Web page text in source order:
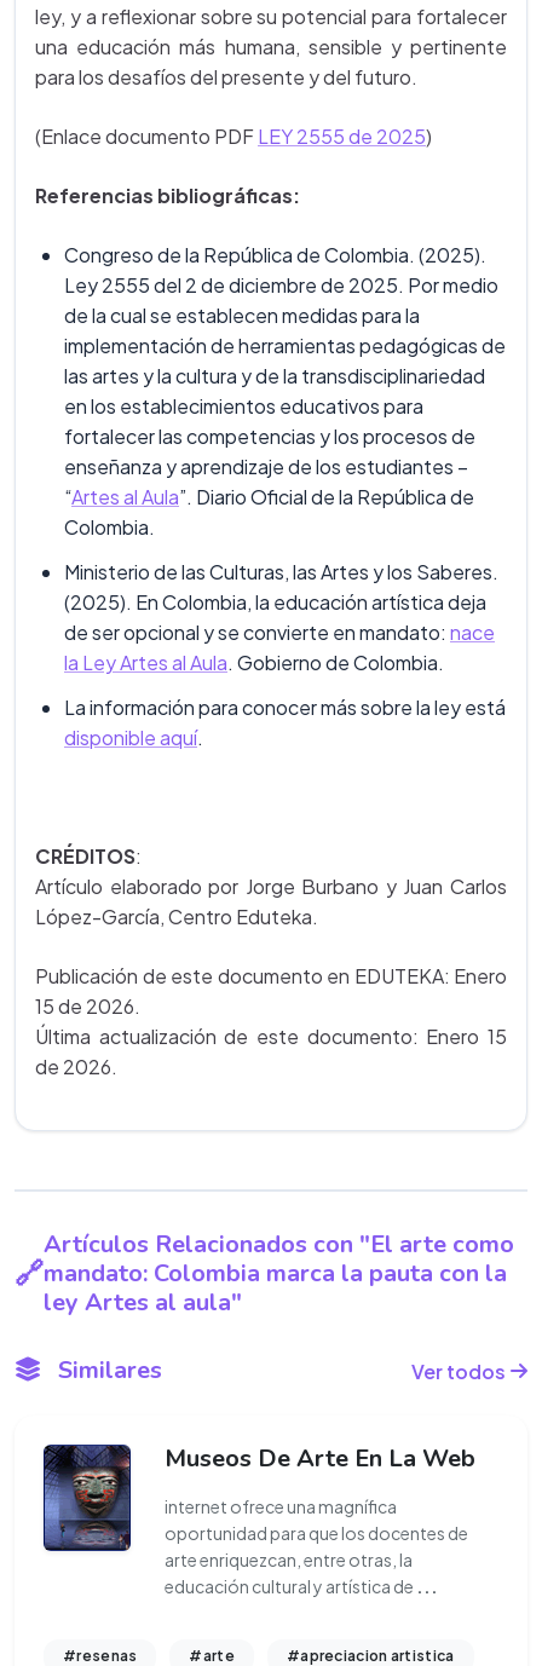
ley, y a reflexionar sobre su potencial para fortalecer
una educación más humana, sensible y pertinente
para los desafíos del presente y del futuro.
(Enlace documento PDFLEY 2555 de 2025)
Referencias bibliográficas:
Congreso de la República de Colombia. (2025).
Ley 2555 del 2 de diciembre de 2025. Por medio
de la cual se establecen medidas para la
implementación de herramientas pedagógicas de
las artes y la cultura y de la transdisciplinariedad
en los establecimientos educativos para
fortalecer las competencias y los procesos de
enseñanza y aprendizaje de los estudiantes –
“Artes al Aula”. Diario Oficial de la República de
Colombia.
Ministerio de las Culturas, las Artes y los Saberes.
(2025). En Colombia, la educación artística deja
de ser opcional y se convierte en mandato: nace
la Ley Artes al Aula. Gobierno de Colombia.
La información para conocer más sobre la ley está
disponible aquí.
CRÉDITOS:
Artículo elaborado por Jorge Burbano y Juan Carlos
López-García, Centro Eduteka.
Publicación de este documento en EDUTEKA: Enero
15 de 2026.
Última actualización de este documento: Enero 15
de 2026.
Artículos Relacionados con "El arte como
mandato: Colombia marca la pauta con la
ley Artes al aula"
Similares Ver todos
Museos De Arte En La Web
internet ofrece una magnífica
oportunidad para que los docentes de
arte enriquezcan, entre otras, la
educación cultural y artística de
#resenas #arte #apreciacion artistica